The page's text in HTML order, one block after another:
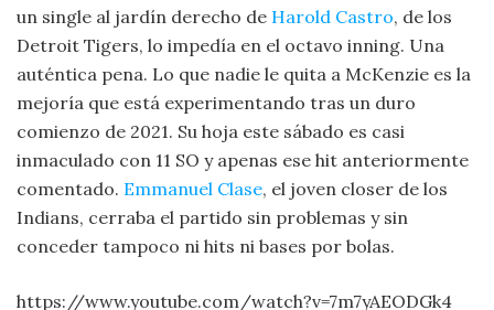
un single al jardín derecho de Harold Castro, de los
Detroit Tigers, lo impedía en el octavo inning. Una
auténtica pena. Lo que nadie le quita a McKenzie es la
mejoría que está experimentando tras un duro
comienzo de 2021. Su hoja este sábado es casi
inmaculado con 11 SO y apenas ese hit anteriormente
comentado. Emmanuel Clase, el joven closer de los
Indians, cerraba el partido sin problemas y sin
conceder tampoco ni hits ni bases por bolas.
https://www.youtube.com/watch?v=7m7yAEODGk4